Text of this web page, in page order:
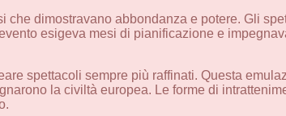
dimostravano abbondanza e potere. Gli
esigeva mesi di pianificazione e
spettacoli sempre più raffinati. Questa
la civiltà europea. Le forme di